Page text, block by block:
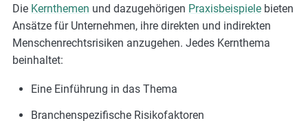
Die Kernthemen und dazugehörigen Praxisbeispielebieten
Ansätze für Unternehmen, ihre direkten und indirekten
Menschenrechtsrisiken anzugehen. Jedes Kernthema
beinhaltet:
Eine Einführung in das Thema
Branchenspezifische Risikofaktoren